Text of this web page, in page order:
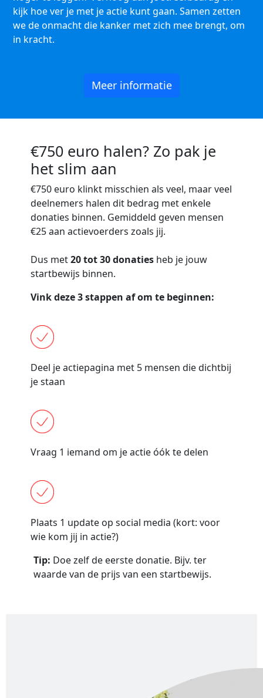
kijk hoe ver je met je actie kunt gaan. Samen zetten
we de onmacht die kanker met zich mee brengt, om
in kracht.
Meer informatie
€750 euro halen? Zo pak je
het slim aan
€750 euro klinkt misschien als veel, maar veel
deelnemers halen dit bedrag met enkele
donaties binnen. Gemiddeld geven mensen
€25 aan actievoerders zoals jij.
Dus met20 tot 30 donaties heb je jouw
startbewijs binnen.
Vink deze 3 stappen af om te beginnen:
Deel je actiepagina met 5 mensen die dichtbij
je staan
Vraag 1 iemand om je actie óók te delen
Plaats 1 update op social media (kort: voor
wie kom jij in actie?)
Tip: Doe zelf de eerste donatie. Bijv. ter
waarde van de prijs van een startbewijs.